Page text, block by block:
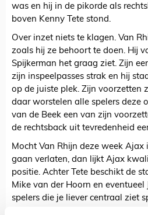
was en hij in de pikorde als
boven Kenny Tete stond.
Over inzet niets te klagen. Van
zoals hij ze behoort te doen. Hij
Spijkerman het graag ziet. Zijn
zijn inspeelpasses strak en hij
op de juiste plek. Zijn voorzetten
daar worstelen alle spelers deze
van de Beek een van zijn
de rechtsback uit tevredenheid
Mocht Van Rhijn deze week
gaan verlaten, dan lijkt Ajax
positie. Achter Tete beschikt de
Mike van der Hoorn en
spelers die je liever centraal ziet